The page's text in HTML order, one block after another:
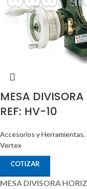
MESA
REF: HV-10
Accesorios y Herramientas,
Vertex
COTIZAR
MESA DIVISORA